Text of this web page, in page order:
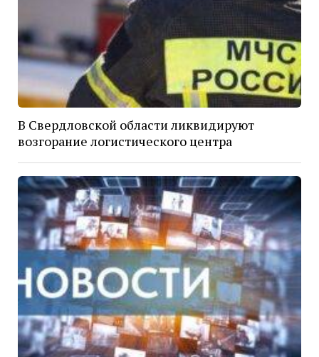
В Свердловской области ликвидируют
возгорание логистического центра